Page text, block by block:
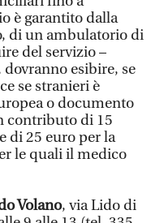
è garantito dalla
di un ambulatorio di
del servizio –
esibire, se
se stranieri è
o documento
contributo di 15
di 25 euro per la
le quali il medico
Volano, via Lido di